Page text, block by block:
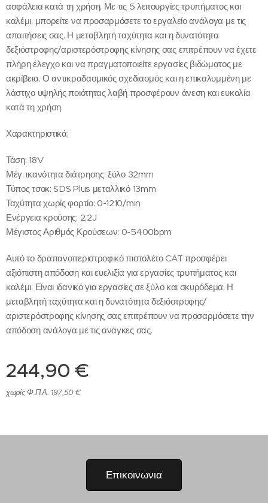
ασφάλεια κατά τη χρήση. Με τις 5 λειτουργίες τρυπήματος και
καλέμι, μπορείτε να προσαρμόσετε το εργαλείο ανάλογα με τις
απαιτήσεις σας. Η μεταβλητή ταχύτητα και η δυνατότητα
δεξιόστροφης/αριστερόστροφης κίνησης σας επιτρέπουν να έχετε
πλήρη έλεγχο και να πραγματοποιείτε εργασίες βιδώματος με
ακρίβεια. Ο αντικραδασμικός σχεδιασμός και η επικαλυμμένη με
λάστιχο υψηλής ποιότητας λαβή προσφέρουν άνεση και ευκολία
κατά τη χρήση.
Χαρακτηριστικά:
Τάση: 18V
Μέγ. ικανότητα διάτρησης: ξύλο 32mm
Τύπος τσοκ: SDS Plus μεταλλικό 13mm
Ταχύτητα χωρίς φορτίο: 0-1210/min
Ενέργεια κρούσης: 2,2J
Μέγιστος Αριθμός Κρούσεων: 0-5400bpm
Αυτό το δραπανοπεριστροφικό πιστολέτο CAT προσφέρει
αξιόπιστη απόδοση και ευελιξία για εργασίες τρυπήματος και
καλέμι. Είναι ιδανικό για εργασίες σε ξύλο και σκυρόδεμα. Η
μεταβλητή ταχύτητα και η δυνατότητα δεξιόστροφης/
αριστερόστροφης κίνησης σας επιτρέπουν να προσαρμόσετε την
απόδοση ανάλογα με τις ανάγκες σας.
244,90 €
χωρίς Φ.Π.Α. 197,50 €
Επικοινωνια